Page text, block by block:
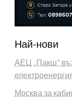
Най-нови
АЕЦ „Пакш“
Москва за